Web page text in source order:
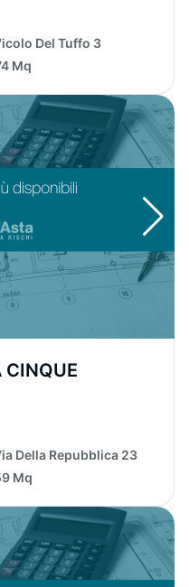
Del Tuffo 3
Mq
CINQUE
Della Repubblica 23
Mq